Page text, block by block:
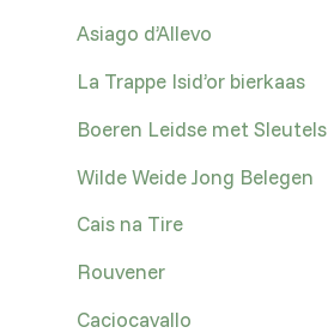
Asiago d’Allevo
La Trappe Isid’or bierkaas
Boeren Leidse met Sleutels
Wilde Weide Jong Belegen
Cais na Tire
Rouvener
Caciocavallo